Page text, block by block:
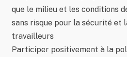
que le milieu et les conditions
sans risque pour la sécurité et
travailleurs
Participer positivement à la